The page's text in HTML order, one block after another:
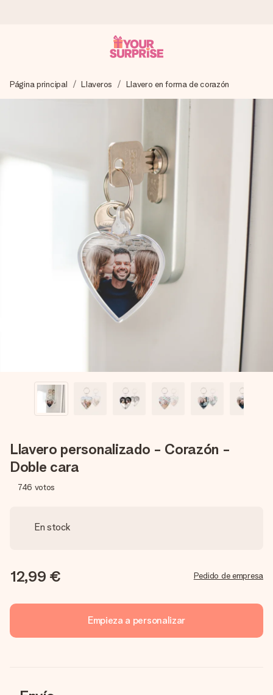
Preparamos tu regalo con cuidado y lo enviamos al vuelo,
para que lo entregues en el momento perfecto, cuando más
4,5 (basado en +15.000 opiniones)
Nuestros regalos inspiran. Los clientes nos dan un 4,5 en
Tarjeta de felicitación gratuita
Crea algo único en pocos pasos – con su nombre, tu foto o
un mensaje que llegue al corazón. Sin complicaciones, solo
todo el amor para el momento.
Página principal Llaveros Llavero en forma de corazón
Llavero personalizado - Corazón -
Doble cara
746 votos
En stock
12,99 € Pedido de empresa
Empieza a personalizar